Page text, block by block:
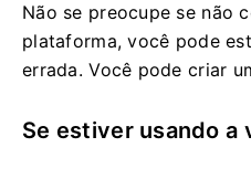
Não se preocupe se não
plataforma, você pode
errada. Você pode criar
Se estiver usando a